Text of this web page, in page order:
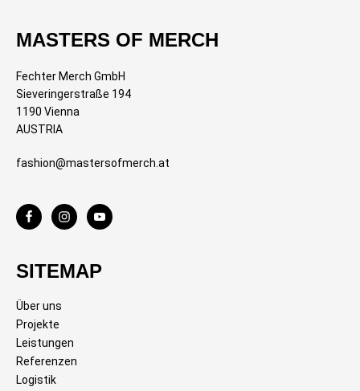
MASTERS OF MERCH
Fechter Merch GmbH
Sieveringerstraße 194
1190 Vienna
AUSTRIA
fashion@mastersofmerch.at
SITEMAP
Über uns
Projekte
Leistungen
Referenzen
Logistik